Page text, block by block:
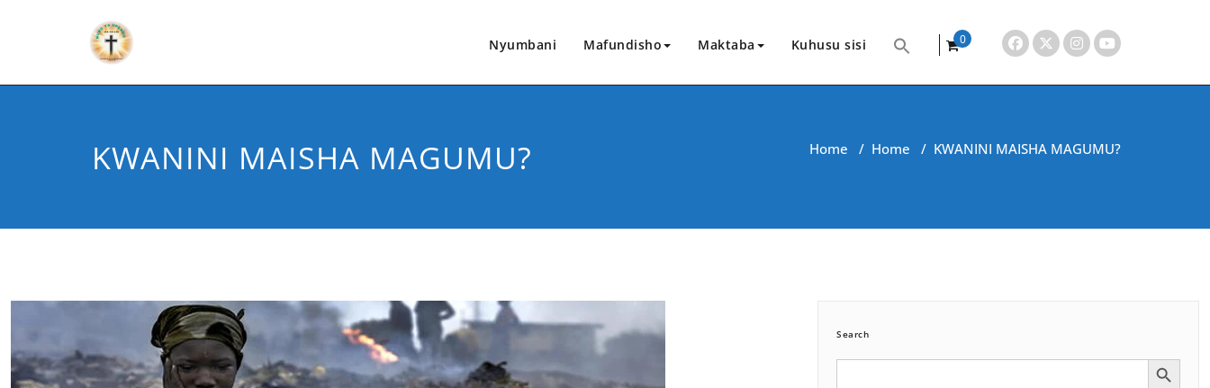
Nyumbani Mafundisho Maktaba Kuhusu sisi
0
KWANINI MAISHA MAGUMU? Home / Home / KWANINI MAISHA MAGUMU?
Search
Search Search Button